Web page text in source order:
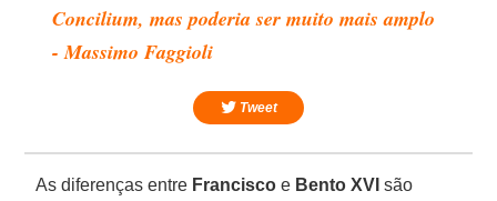
Concilium, mas poderia ser muito mais amplo
- Massimo Faggioli
Tweet
As diferenças entre Francisco e Bento XVI são